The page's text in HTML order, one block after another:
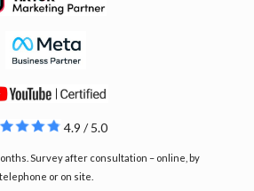
4.9 / 5.0
Survey after consultation – online, by
telephone or on site.